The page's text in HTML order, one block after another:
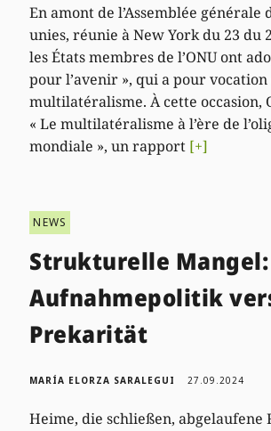
En amont de l’Assemblée générale
unies, réunie à New York du 23 du
les États membres de l’ONU ont
pour l’avenir », qui a pour
multilatéralisme. À cette occasion,
« Le multilatéralisme à l’ère de
mondiale », un rapport [+]
NEWS
Strukturelle Mangel:
Aufnahmepolitik
Prekarität
MARÍA ELORZA SARALEGUI 27.09.2024
Heime, die schließen, abgelaufene